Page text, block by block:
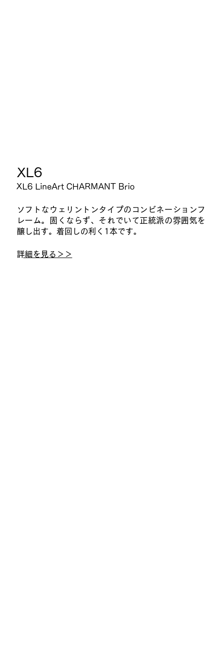
​XL6
XL6 LineArt CHARMANT Brio
ソフトなウェリントンタイプのコンビネーションフ
レーム。固くならず、それでいて正統派の雰囲気を
醸し出す。着回しの利く1本です。
​詳細を見る＞＞